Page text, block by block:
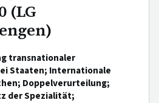
(LG
transnationaler
Staaten; Internationale
Doppelverurteilung;
der Spezialität;